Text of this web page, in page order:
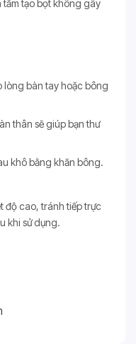
tắm tạo bọt không gây
lòng bàn tay hoặc bông
thân sẽ giúp bạn thư
khô bằng khăn bông.
độ cao, tránh tiếp trực
khi sử dụng.